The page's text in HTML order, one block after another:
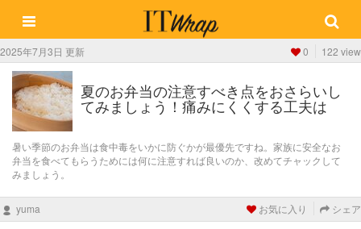
2025年7月3日 更新 0 122 view
夏のお弁当の注意すべき点をおさらいし
てみましょう！痛みにくくする工夫は
暑い季節のお弁当は食中毒をいかに防ぐかが最優先ですね。家族に安全なお
弁当を食べてもらうためには何に注意すれば良いのか、改めてチャックして
みましょう。
yuma お気に入り シェア